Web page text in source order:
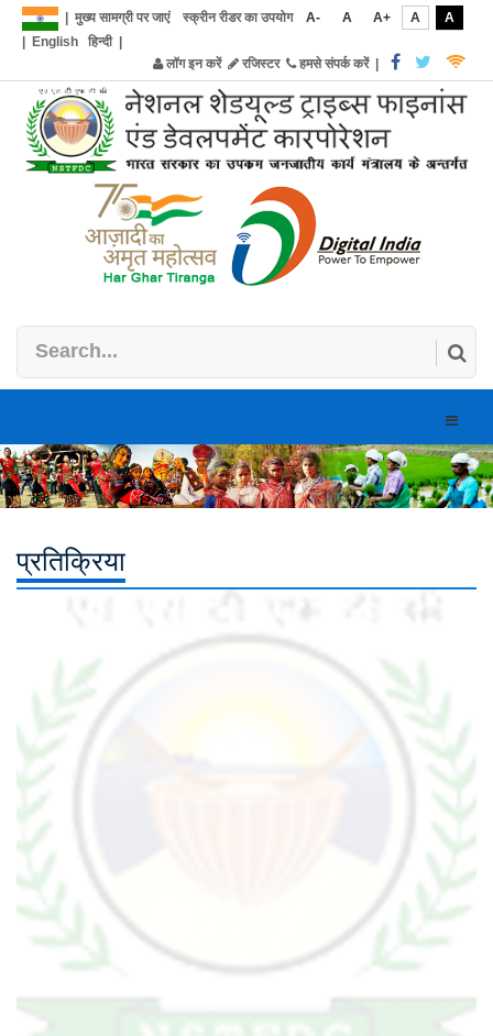
मुख्य सामग्री पर जाएं स्क्रीन रीडर का उपयोग A- A A+ A
A
English हिन्दी|
लॉग इन करें
रजिस्टर हमसे संपर्क करें|
Toggle
प्रतिक्रिया